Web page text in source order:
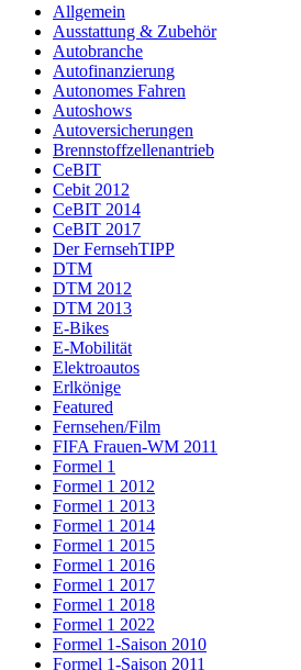
Allgemein
Ausstattung & Zubehör
Autobranche
Autofinanzierung
Autonomes Fahren
Autoshows
Autoversicherungen
Brennstoffzellenantrieb
CeBIT
Cebit 2012
CeBIT 2014
CeBIT 2017
Der FernsehTIPP
DTM
DTM 2012
DTM 2013
E-Bikes
E-Mobilität
Elektroautos
Erlkönige
Featured
Fernsehen/Film
FIFA Frauen-WM 2011
Formel 1
Formel 1 2012
Formel 1 2013
Formel 1 2014
Formel 1 2015
Formel 1 2016
Formel 1 2017
Formel 1 2018
Formel 1 2022
Formel 1-Saison 2010
Formel 1-Saison 2011